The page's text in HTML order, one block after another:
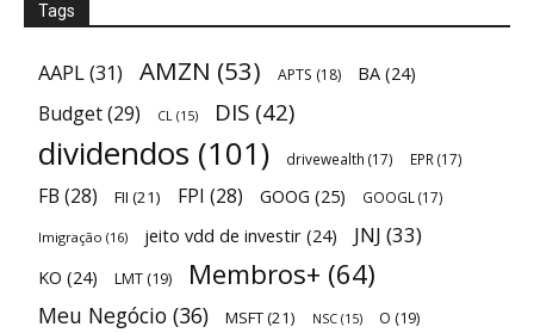
Tags
AAPL(31) AMZN (53) APTS (18) BA (24)
Budget(29) CL (15) DIS (42)
dividendos (101) drivewealth (17) EPR(17)
FB (28) FII (21) FPI (28) GOOG (25) GOOGL(17)
Imigração (16) jeito vdd de investir (24) JNJ (33)
KO (24) LMT (19) Membros+ (64)
Meu Negócio (36) MSFT(21) NSC (15) O (19)